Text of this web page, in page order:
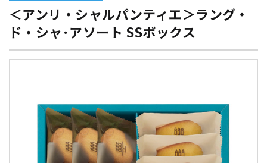
＜アンリ・シャルパンティエ＞ラング・
ド・シャ･アソート SSボックス